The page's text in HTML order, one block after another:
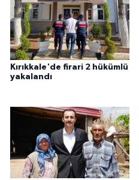
Kırıkkale'de firari 2 hükümlü
yakalandı